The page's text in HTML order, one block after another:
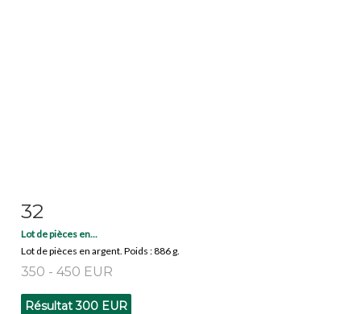
Fiche détaillée
32
Lot de pièces en...
Lot de pièces en argent. Poids : 886 g.
350 - 450 EUR
Résultat300 EUR